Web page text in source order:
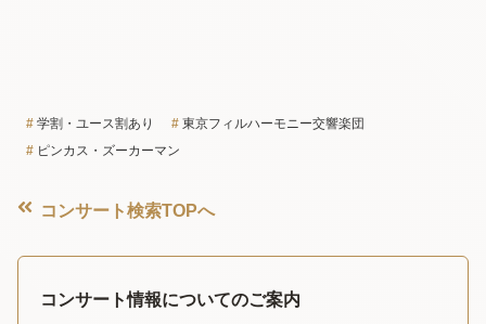
学割・ユース割あり
東京フィルハーモニー交響楽団
ピンカス・ズーカーマン
コンサート検索TOPへ
コンサート情報についてのご案内